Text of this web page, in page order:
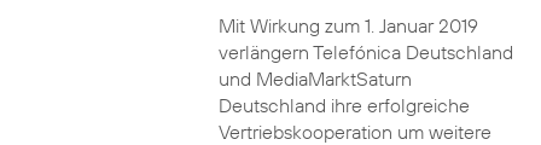
Mit Wirkung zum 1. Januar 2019
verlängern Telefónica Deutschland
und MediaMarktSaturn
Deutschland ihre erfolgreiche
Vertriebskooperation um weitere